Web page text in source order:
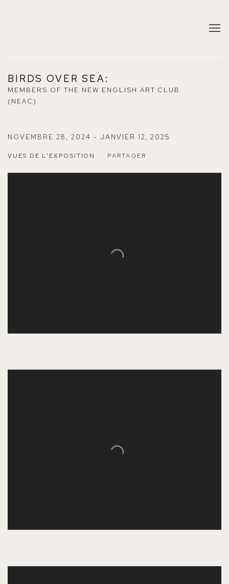
BIRDS OVER SEA:
MEMBERS OF THE NEW ENGLISH ART CLUB
(NEAC)
NOVEMBRE 28, 2024 - JANVIER 12, 2025
VUES DE L'EXPOSITION PARTAGER